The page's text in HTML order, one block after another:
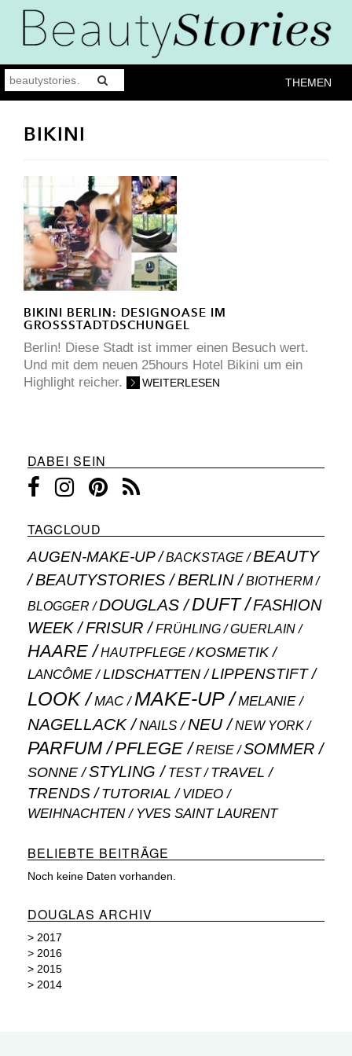
THEMEN
BIKINI
BIKINI BERLIN: DESIGNOASE IM
GROSSSTADTDSCHUNGEL
Berlin! Diese Stadt ist immer einen Besuch wert.
Und mit dem neuen 25hours Hotel Bikini um ein
Highlight reicher.
WEITERLESEN
DABEI SEIN
TAGCLOUD
AUGEN-MAKE-UP BACKSTAGE BEAUTY
BEAUTYSTORIES BERLIN
BIOTHERM
BLOGGER
DOUGLAS DUFT
FASHION
WEEK
FRISUR FRÜHLING GUERLAIN
HAARE HAUTPFLEGE
KOSMETIK
LANCÔME
LIDSCHATTEN LIPPENSTIFT
LOOK MAC MAKE-UP MELANIE
NAGELLACK NAILS NEU NEW YORK
PARFUM PFLEGE REISE SOMMER
SONNE STYLING TEST TRAVEL
TRENDS TUTORIAL VIDEO
WEIHNACHTEN YVES SAINT LAURENT
BELIEBTE BEITRÄGE
Noch keine Daten vorhanden.
DOUGLAS ARCHIV
> 2017
> 2016
> 2015
> 2014